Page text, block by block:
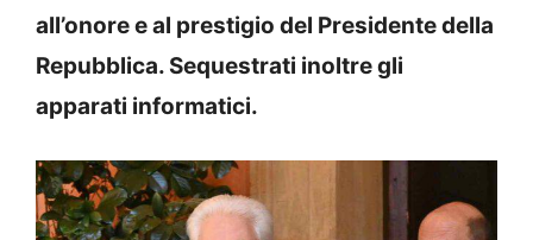
all’onore e al prestigio del Presidente della
Repubblica. Sequestrati inoltre gli
apparati informatici.